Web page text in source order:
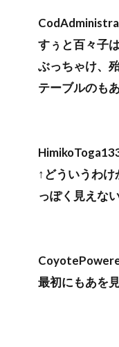
すぅと百々子
ぶっちゃけ、
テーブルのも
↑どういうわ
っぽく見えな
最初にもあを